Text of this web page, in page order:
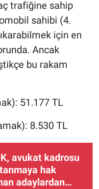
trafiğine sahip
sahibi (4.
için en
Ancak
bu rakam
51.177 TL
8.530 TL
avukat kadrosu
hak
adaylardan